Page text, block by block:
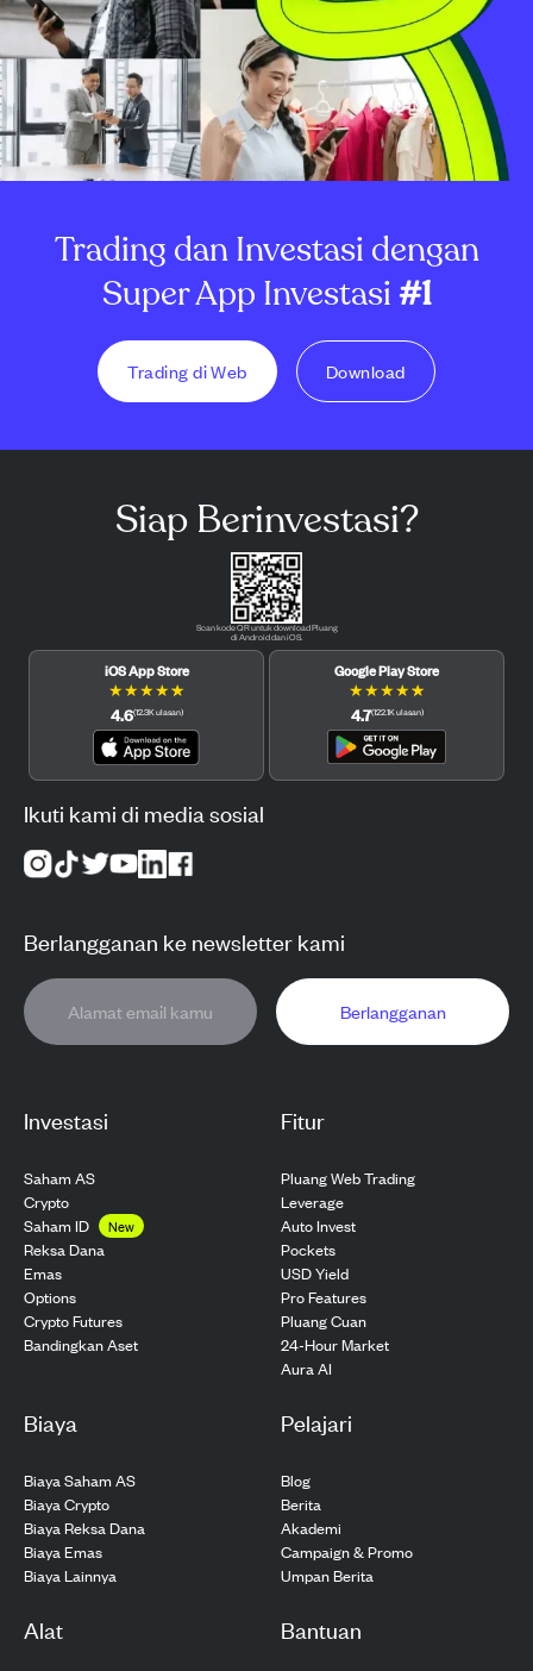
Trading dan Investasi dengan
Super App Investasi#1
Trading di Web Download
Investasi
Saham AS
Crypto
Saham ID
New
Reksa Dana
Emas
Options
Crypto Futures
Bandingkan Aset
Fitur
Pluang Web Trading
Leverage
Auto Invest
Pockets
USD Yield
Pro Features
Pluang Cuan
24-Hour Market
Aura AI
Biaya
Biaya Saham AS
Biaya Crypto
Biaya Reksa Dana
Biaya Emas
Biaya Lainnya
Pelajari
Blog
Berita
Akademi
Campaign & Promo
Umpan Berita
Alat Bantuan
Siap Berinvestasi?
Scan kode QR untuk download Pluang
di Android dan iOS.
iOS App Store
★★★★★
4.6(12.3Kulasan)
Google Play Store
★★★★★
4.7(122.1Kulasan)
Ikuti kami di media sosial
Berlangganan ke newsletter kami
Berlangganan